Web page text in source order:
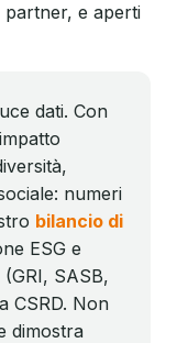
partner, e aperti
dati. Con
numeri
bilancio di
ESG e
SASB,
CSRD. Non
dimostra